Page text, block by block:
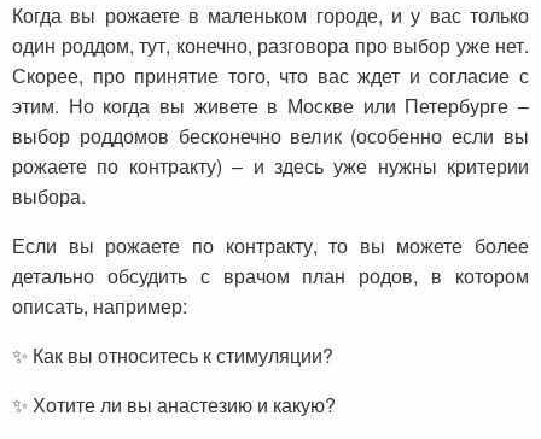
Когда вы рожаете в маленьком городе, и у вас только
один роддом, тут, конечно, разговора про выбор уже нет.
Скорее, про принятие того, что вас ждет и согласие с
этим. Но когда вы живете в Москве или Петербурге –
выбор роддомов бесконечно велик (особенно если вы
рожаете по контракту) – и здесь уже нужны критерии
выбора.
Если вы рожаете по контракту, то вы можете более
детально обсудить с врачом план родов, в котором
описать, например:
✨ Как вы относитесь к стимуляции?
✨ Хотите ли вы анастезию и какую?